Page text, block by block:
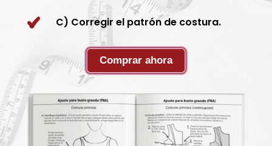
C) Corregir el patrón de costura.
Comprar ahora